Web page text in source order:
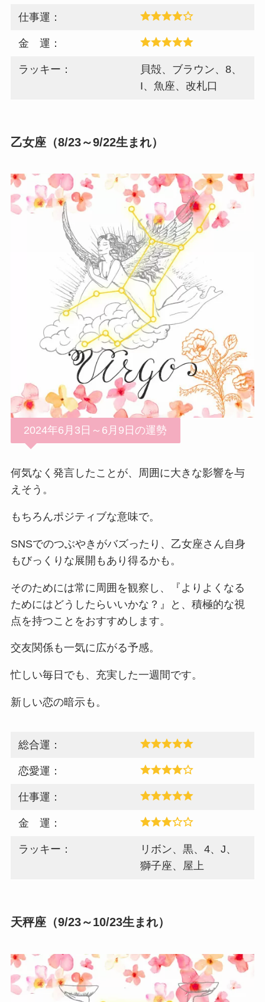
仕事運：
金 運：
ラッキー：
貝殻、ブラウン、8、
I、魚座、改札口
乙女座（8/23～9/22生まれ）
2024年6月3日～6月9日の運勢
何気なく発言したことが、周囲に大きな影響を与
えそう。
もちろんポジティブな意味で。
SNSでのつぶやきがバズったり、乙女座さん自身
もびっくりな展開もあり得るかも。
そのためには常に周囲を観察し、『よりよくなる
ためにはどうしたらいいかな？』と、積極的な視
点を持つことをおすすめします。
交友関係も一気に広がる予感。
忙しい毎日でも、充実した一週間です。
新しい恋の暗示も。
総合運：
恋愛運：
仕事運：
金 運：
ラッキー：
リボン、黒、4、J、
獅子座、屋上
天秤座（9/23～10/23生まれ）